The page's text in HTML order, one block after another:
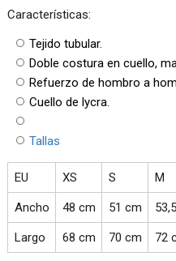
Características:
Tejido tubular.
Doble costura en cuello,
Refuerzo de hombro a
Cuello de lycra.
Tallas
EU XS S M
Ancho 48 cm 51 cm
Largo 68 cm 70 cm 72